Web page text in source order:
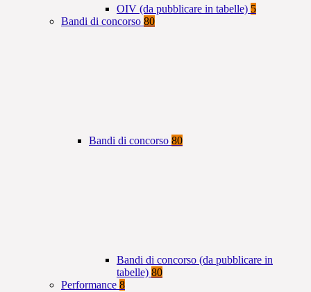
OIV (da pubblicare in tabelle) 5
Bandi di concorso 80
Bandi di concorso 80
Bandi di concorso (da pubblicare in
tabelle) 80
Performance 8